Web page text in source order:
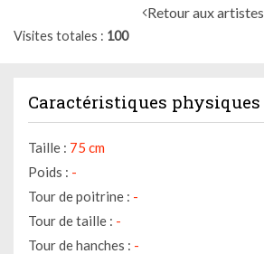
Retour aux artistes
Visites totales 100
Caractéristiques physiques
Taille : 75 cm
Poids : -
Tour de poitrine : -
Tour de taille : -
Tour de hanches : -